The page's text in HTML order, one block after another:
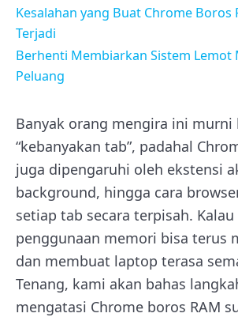
Kesalahan yang Buat Chrome Boros
Terjadi
Berhenti Membiarkan Sistem Lemot
Peluang
Banyak orang mengira ini murni
“kebanyakan tab”, padahal
juga dipengaruhi oleh ekstensi
background, hingga cara
setiap tab secara terpisah.
penggunaan memori bisa terus
dan membuat laptop terasa
Tenang, kami akan bahas
mengatasi Chrome boros RAM